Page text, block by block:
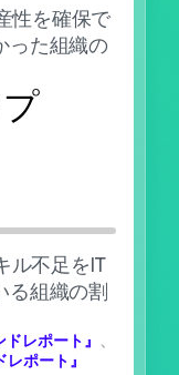
性を確保で
った組織の
ル不足をIT
る組織の割
レポート』 、
ポート』